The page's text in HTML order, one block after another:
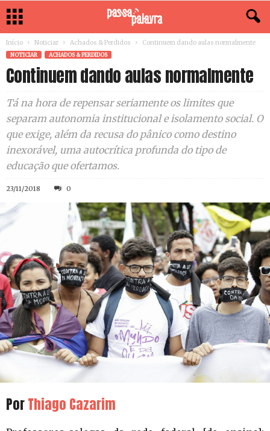
Início Noticiar Achados & Perdidos Continuem dando aulas normalmente
NOTICIAR ACHADOS & PERDIDOS
Continuem dando aulas normalmente
Tá na hora de repensar seriamente os limites que
separam autonomia institucional e isolamento social. O
que exige, além da recusa do pânico como destino
inexorável, uma autocrítica profunda do tipo de
educação que ofertamos.
23/11/2018 0
PorThiago Cazarim